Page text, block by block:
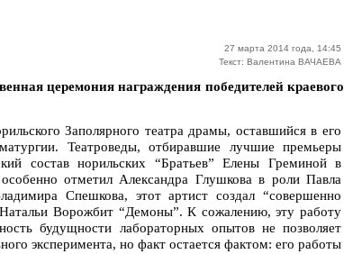
27 марта 2014 года, 14:45
Текст: Валентина ВАЧАЕВА
церемония награждения победителей краевого
Заполярного театра драмы, оставшийся в его
Театроведы, отбиравшие лучшие премьеры
состав норильских “Братьев” Елены Греминой в
отметил Александра Глушкова в роли Павла
Спешкова, этот артист создал “совершенно
Ворожбит “Демоны”. К сожалению, эту работу
будущности лабораторных опытов не позволяет
эксперимента, но факт остается фактом: его работы